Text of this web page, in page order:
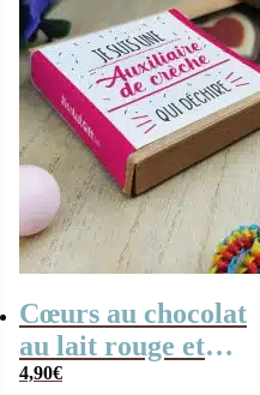
Cœurs au chocolat
au lait rouge et
blanc x4 “Je suis
4,90€